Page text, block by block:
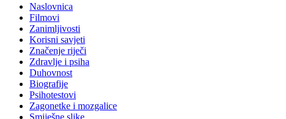
Naslovnica
Filmovi
Zanimljivosti
Korisni savjeti
Značenje riječi
Zdravlje i psiha
Duhovnost
Biografije
Psihotestovi
Zagonetke i mozgalice
Smiješne slike